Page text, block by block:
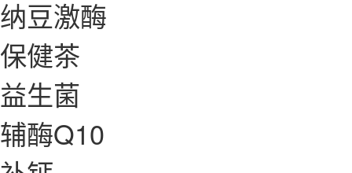
纳豆激酶
保健茶
益生菌
辅酶Q10